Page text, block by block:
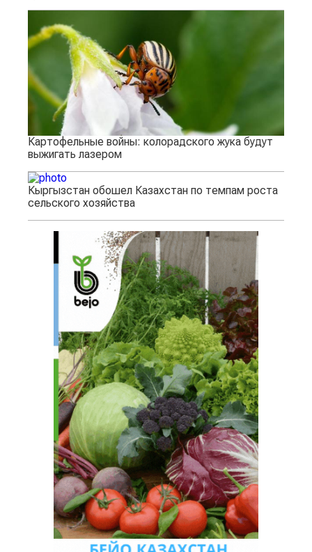
Картофельные войны: колорадского жука будут
выжигать лазером
Кыргызстан обошел Казахстан по темпам роста
сельского хозяйства